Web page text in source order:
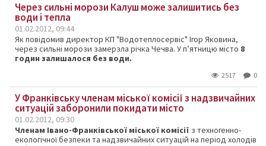
Через сильні морози Калуш може залишитись без
води і тепла
01.02.2012, 09:44
Як повідомив директор КП "Водотеплосервіс" Ігор Яковина,
через сильні морози замерзла річка Чечва. У п’ятницю місто 8
годин залишалося без води.
2517 0
У Франківську членам міської комісії з надзвичайних
ситуацій заборонили покидати місто
01.02.2012, 09:30
Членам Івано-Франківської міської комісії з техногенно-
екологічної безпеки та надзвичайних ситуацій на період холодів